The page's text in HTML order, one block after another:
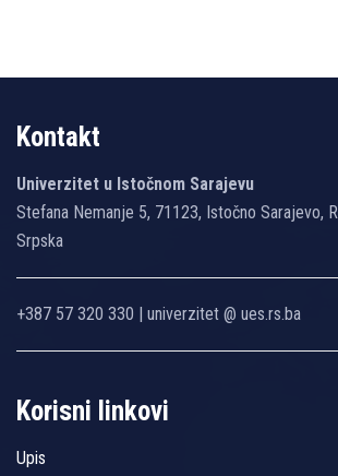
Kontakt
Univerzitet u Istočnom Sarajevu
Stefana Nemanje 5, 71123, Istočno Sarajevo,
Srpska
+387 57 320 330 | univerzitet @ ues.rs.ba
Korisni linkovi
Upis